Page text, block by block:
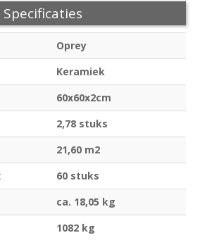
Specificaties
Oprey
Keramiek
60x60x2cm
2,78 stuks
21,60 m2
60 stuks
ca. 18,05 kg
1082 kg